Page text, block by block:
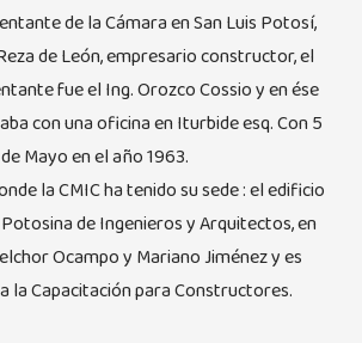
de la Cámara en San Luis Potosí,
de León, empresario constructor, el
fue el Ing. Orozco Cossio y en ése
con una oficina en Iturbide esq. Con 5
de Mayo en el año 1963.
la CMIC ha tenido su sede : el edificio
de Ingenieros y Arquitectos, en
Ocampo y Mariano Jiménez y es
la Capacitación para Constructores.